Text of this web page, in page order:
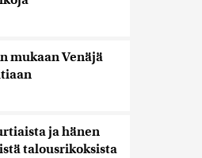
mukaan Venäjä
ja hänen
talousrikoksista